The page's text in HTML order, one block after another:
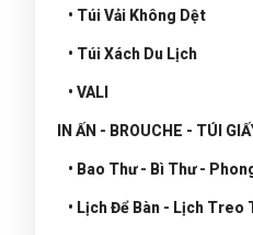
• Túi Vải Không Dệt
• Túi Xách Du Lịch
• VALI
IN ẤN - BROUCHE - TÚI
• Bao Thư - Bì Thư -
• Lịch Để Bàn - Lịch Treo